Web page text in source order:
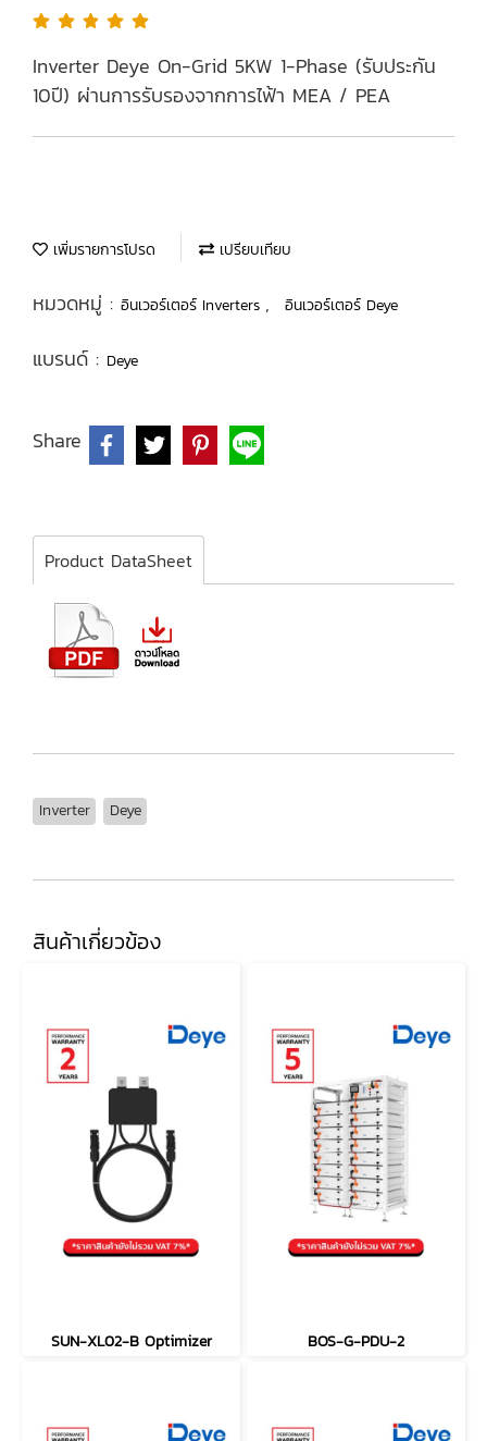
Inverter Deye On-Grid 5KW 1-Phase (รับประกัน
10ปี) ผ่านการรับรองจากการไฟ้า MEA / PEA
เพิ่มรายการโปรด เปรียบเทียบ
หมวดหมู่ : อินเวอร์เตอร์ Inverters , อินเวอร์เตอร์ Deye
แบรนด์ : Deye
Share
Product DataSheet
Inverter Deye
สินค้าเกี่ยวข้อง
SUN-XL02-B Optimizer BOS-G-PDU-2